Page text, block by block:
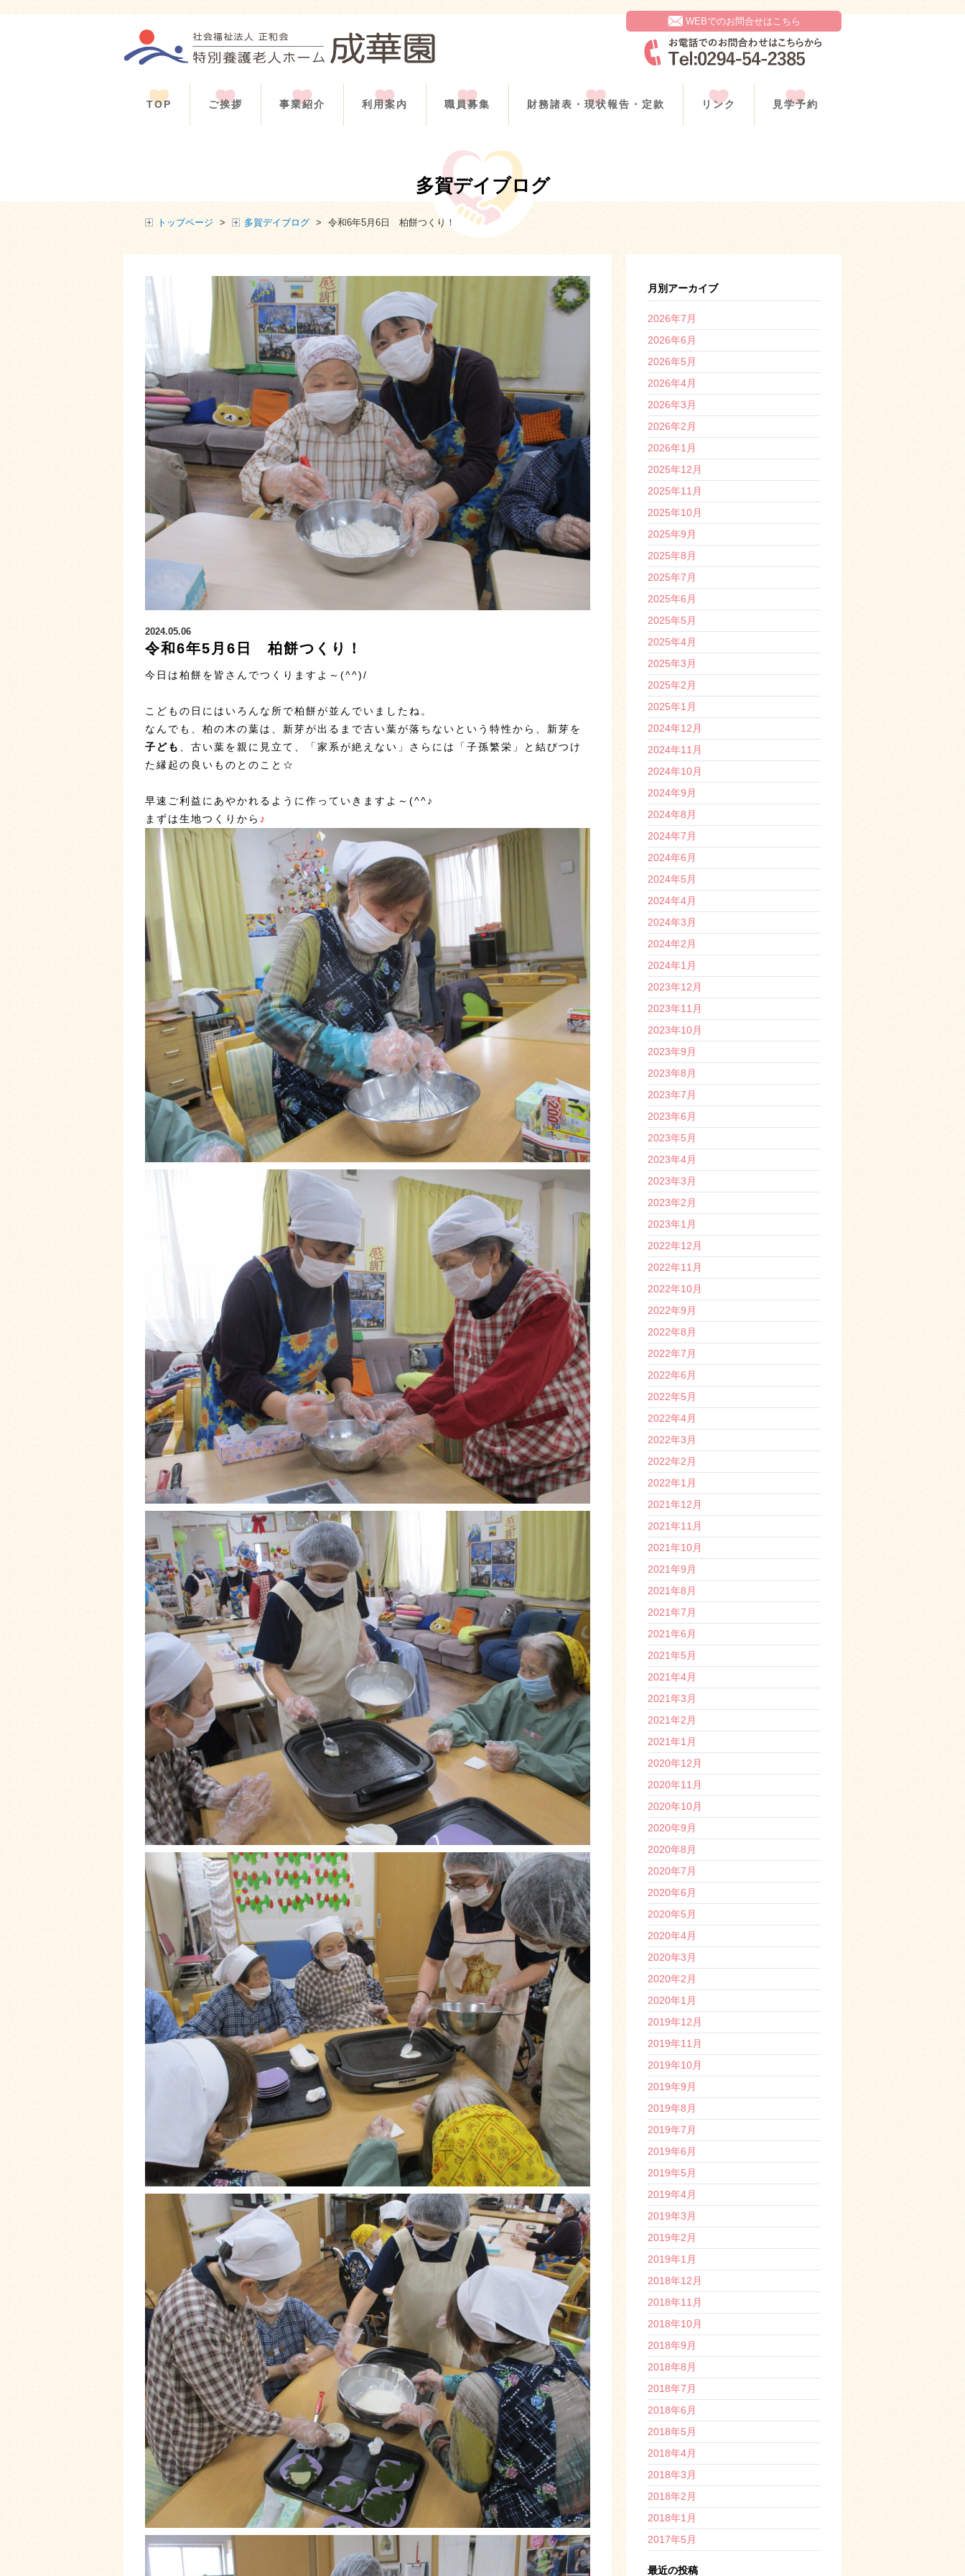
WEBでのお問合せはこちら
TOP ご挨拶 事業紹介 利用案内 職員募集 財務諸表・現状報告・定款 リンク 見学予約
多賀デイブログ
トップページ > 多賀デイブログ > 令和6年5月6日 柏餅つくり！
2024.05.06
令和6年5月6日 柏餅つくり！
今日は柏餅を皆さんでつくりますよ～(^^)/
こどもの日にはいろんな所で柏餅が並んでいましたね。
なんでも、柏の木の葉は、新芽が出るまで古い葉が落ちないという特性から、新芽を
子ども
、古い葉を親に見立て、「家系が絶えない」さらには「子孫繁栄」と結びつけ
た縁起の良いものとのこと☆
早速ご利益にあやかれるように作っていきますよ～(^^♪
まずは生地つくりから ♪
月別アーカイブ
2026年7月
2026年6月
2026年5月
2026年4月
2026年3月
2026年2月
2026年1月
2025年12月
2025年11月
2025年10月
2025年9月
2025年8月
2025年7月
2025年6月
2025年5月
2025年4月
2025年3月
2025年2月
2025年1月
2024年12月
2024年11月
2024年10月
2024年9月
2024年8月
2024年7月
2024年6月
2024年5月
2024年4月
2024年3月
2024年2月
2024年1月
2023年12月
2023年11月
2023年10月
2023年9月
2023年8月
2023年7月
2023年6月
2023年5月
2023年4月
2023年3月
2023年2月
2023年1月
2022年12月
2022年11月
2022年10月
2022年9月
2022年8月
2022年7月
2022年6月
2022年5月
2022年4月
2022年3月
2022年2月
2022年1月
2021年12月
2021年11月
2021年10月
2021年9月
2021年8月
2021年7月
2021年6月
2021年5月
2021年4月
2021年3月
2021年2月
2021年1月
2020年12月
2020年11月
2020年10月
2020年9月
2020年8月
2020年7月
2020年6月
2020年5月
2020年4月
2020年3月
2020年2月
2020年1月
2019年12月
2019年11月
2019年10月
2019年9月
2019年8月
2019年7月
2019年6月
2019年5月
2019年4月
2019年3月
2019年2月
2019年1月
2018年12月
2018年11月
2018年10月
2018年9月
2018年8月
2018年7月
2018年6月
2018年5月
2018年4月
2018年3月
2018年2月
2018年1月
2017年5月
最近の投稿